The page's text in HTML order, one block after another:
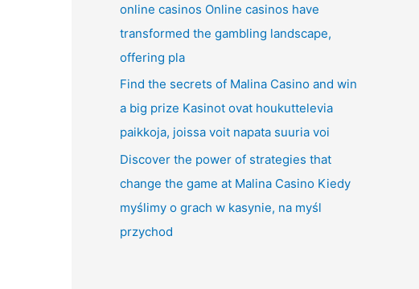
online casinos Online casinos have
transformed the gambling landscape,
offering pla
Find the secrets of Malina Casino and win
a big prize Kasinot ovat houkuttelevia
paikkoja, joissa voit napata suuria voi
Discover the power of strategies that
change the game at Malina Casino Kiedy
myślimy o grach w kasynie, na myśl
przychod